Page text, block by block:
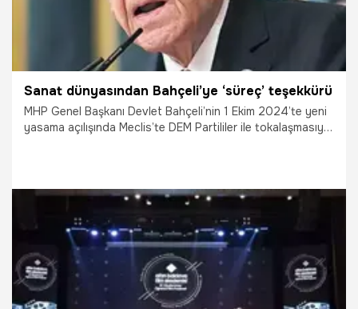
Sanat dünyasından Bahçeli’ye ‘süreç’ teşekkürü
MHP Genel Başkanı Devlet Bahçeli’nin 1 Ekim 2024’te yeni
yasama açılışında Meclis’te DEM Partililer ile tokalaşmasıyla
5.03.2025 Gündem